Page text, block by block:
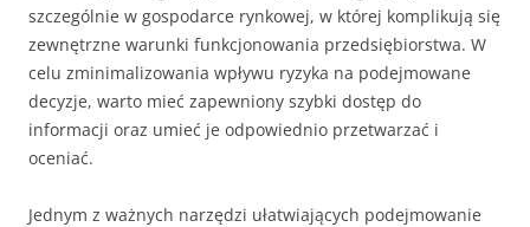
szczególnie w gospodarce rynkowej, w której komplikują się
zewnętrzne warunki funkcjonowania przedsiębiorstwa. W
celu zminimalizowania wpływu ryzyka na podejmowane
decyzje, warto mieć zapewniony szybki dostęp do
informacji oraz umieć je odpowiednio przetwarzać i
oceniać.
Jednym z ważnych narzędzi ułatwiających podejmowanie